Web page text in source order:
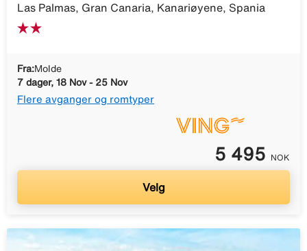
Las Palmas, Gran Canaria, Kanariøyene, Spania
Fra:Molde
7 dager, 18 Nov - 25 Nov
Flere avganger og romtyper
5 495 NOK
Velg